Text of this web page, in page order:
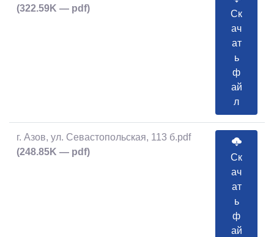
(322.59K — pdf)
Ск
ач
ат
ь
ф
ай
л
г. Азов, ул. Севастопольская, 113 б.pdf
(248.85K — pdf)
Ск
ач
ат
ь
ф
ай